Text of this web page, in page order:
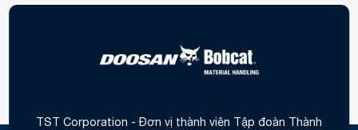
TST Corporation - Đơn vị thành viên Tập đoàn Thành